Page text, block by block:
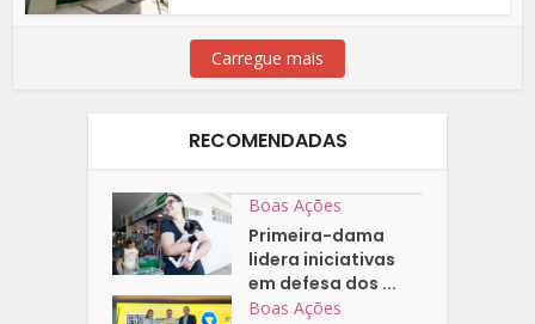
Carregue mais
RECOMENDADAS
Boas Ações
Primeira-dama
lidera iniciativas
em defesa dos ...
Boas Ações